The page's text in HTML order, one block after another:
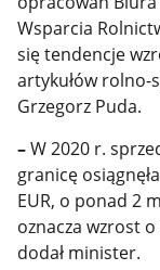
Wsparcia
się tendencje
artykułów rolno-
Grzegorz Puda.
–W 2020 r.
granicę
EUR, o ponad 2
oznacza wzrost
dodał minister.